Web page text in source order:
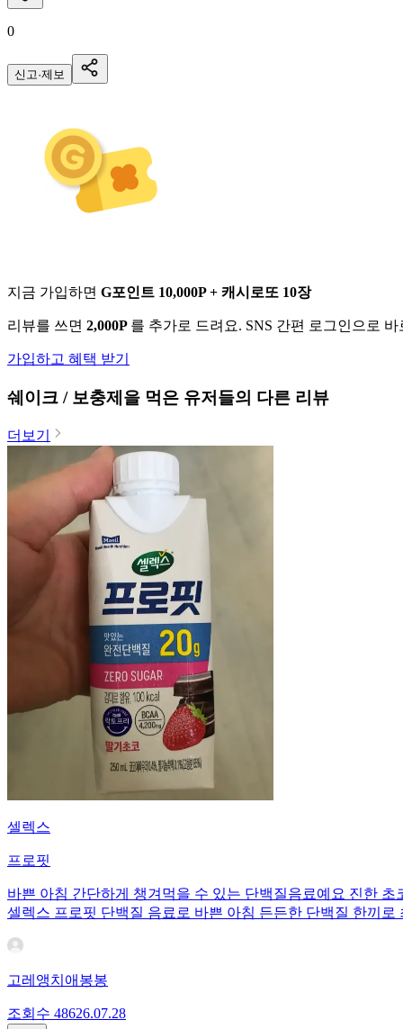
0
신고·제보
지금 가입하면 G포인트 10,000P + 캐시로또 10장
리뷰를 쓰면 2,000P 를 추가로 드려요. SNS 간편 로그인으로
가입하고 혜택 받기
쉐이크 / 보충제 을 먹은 유저들의 다른 리뷰
더보기
셀렉스
프로핏
바쁜 아침 간단하게 챙겨먹을 수 있는 단백질음료예요 진한
셀렉스 프로핏 단백질 음료로 바쁜 아침 든든한 단백질 한끼로
고레앵치애봉봉
조회수 48626.07.28